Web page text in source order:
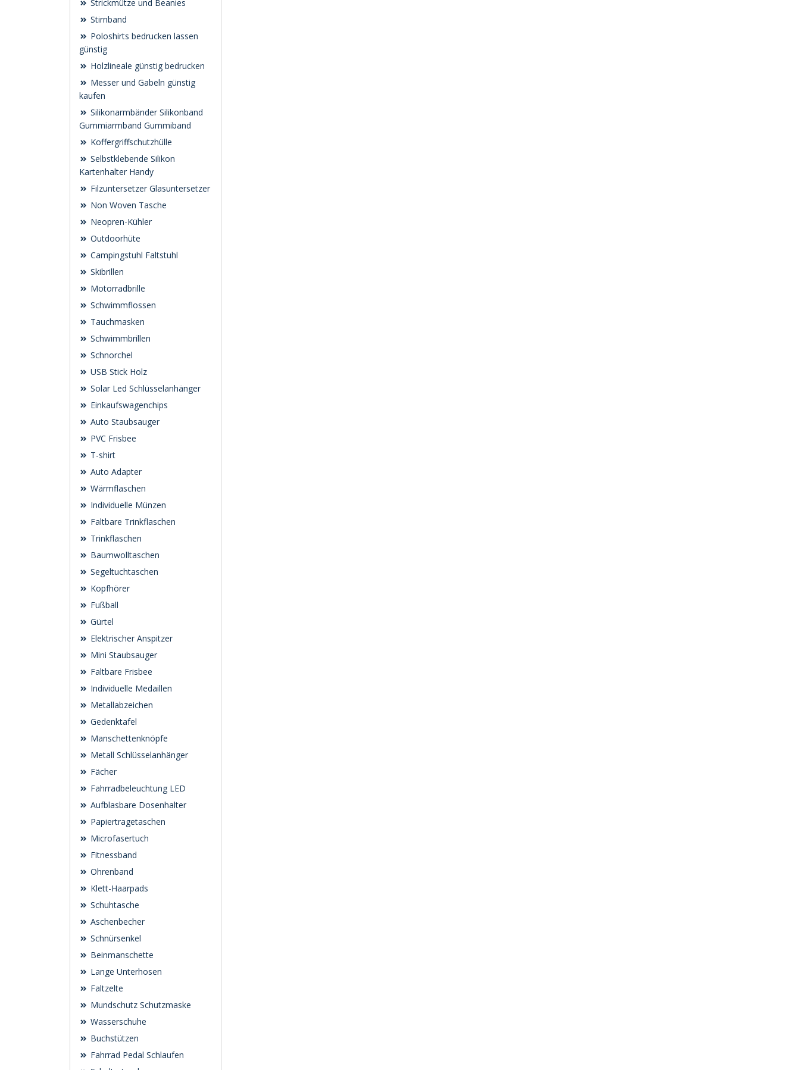
Strickmütze und Beanies
Stirnband
Poloshirts bedrucken lassen
günstig
Holzlineale günstig bedrucken
Messer und Gabeln günstig
kaufen
Silikonarmbänder Silikonband
Gummiarmband Gummiband
Koffergriffschutzhülle
Selbstklebende Silikon
Kartenhalter Handy
Filzuntersetzer Glasuntersetzer
Non Woven Tasche
Neopren-Kühler
Outdoorhüte
Campingstuhl Faltstuhl
Skibrillen
Motorradbrille
Schwimmflossen
Tauchmasken
Schwimmbrillen
Schnorchel
USB Stick Holz
Solar Led Schlüsselanhänger
Einkaufswagenchips
Auto Staubsauger
PVC Frisbee
T-shirt
Auto Adapter
Wärmflaschen
Individuelle Münzen
Faltbare Trinkflaschen
Trinkflaschen
Baumwolltaschen
Segeltuchtaschen
Kopfhörer
Fußball
Gürtel
Elektrischer Anspitzer
Mini Staubsauger
Faltbare Frisbee
Individuelle Medaillen
Metallabzeichen
Gedenktafel
Manschettenknöpfe
Metall Schlüsselanhänger
Fächer
Fahrradbeleuchtung LED
Aufblasbare Dosenhalter
Papiertragetaschen
Microfasertuch
Fitnessband
Ohrenband
Klett-Haarpads
Schuhtasche
Aschenbecher
Schnürsenkel
Beinmanschette
Lange Unterhosen
Faltzelte
Mundschutz Schutzmaske
Wasserschuhe
Buchstützen
Fahrrad Pedal Schlaufen